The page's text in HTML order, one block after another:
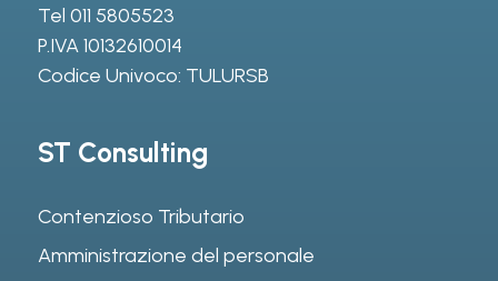
Tel 011 5805523
P.IVA 10132610014
Codice Univoco: TULURSB
ST Consulting
Contenzioso Tributario
Amministrazione del personale